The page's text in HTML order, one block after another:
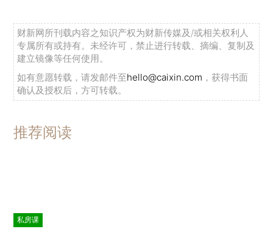
财新网所刊载内容之知识产权为财新传媒及/或相关权利人
专属所有或持有。未经许可，禁止进行转载、摘编、复制及
建立镜像等任何使用。
如有意愿转载，请发邮件至hello@caixin.com ，获得书面
确认及授权后，方可转载。
推荐阅读
私房课